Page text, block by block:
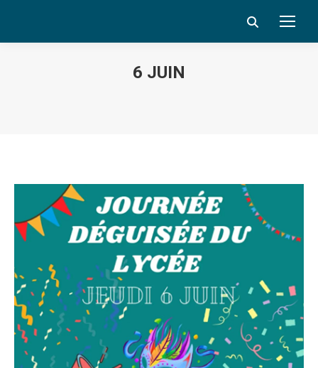
Search:
6 JUIN